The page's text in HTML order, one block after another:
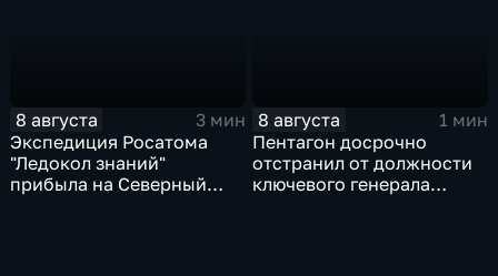
8 августа
3 мин
Экспедиция Росатома
"Ледокол знаний"
прибыла на Северный
8 августа
1 мин
Пентагон досрочно
отстранил от должности
ключевого генерала